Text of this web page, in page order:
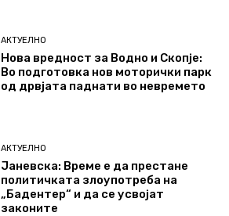
АКТУЕЛНО
Нова вредност за Водно и Скопје:
Во подготовка нов моторички парк
од дрвјата паднати во невремето
АКТУЕЛНО
Јаневска: Време е да престане
политичката злоупотреба на
„Бадентер“ и да се усвојат
законите